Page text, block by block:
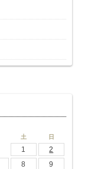
土 日
1
2
8
9